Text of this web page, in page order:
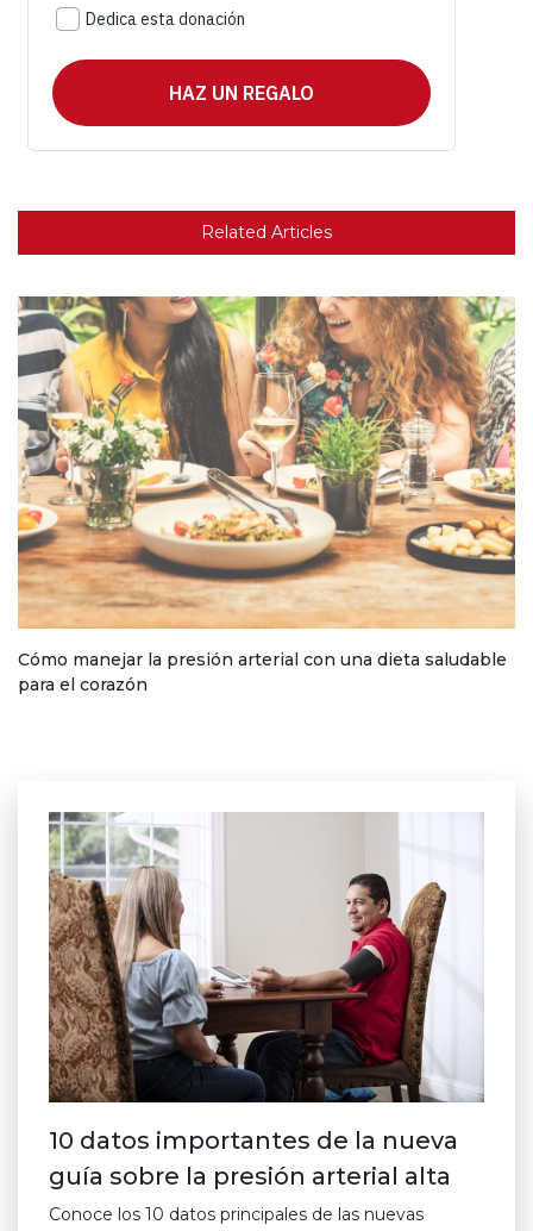
Related Articles
Cómo manejar la presión arterial con una dieta saludable
para el corazón
10 datos importantes de la nueva
guía sobre la presión arterial alta
Conoce los 10 datos principales de las nuevas